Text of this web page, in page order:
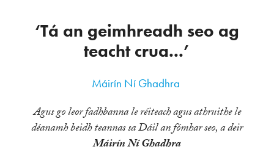
‘Tá an geimhreadh seo ag
teacht crua...’
Máirín Ní Ghadhra
Agus go leor fadhbanna le réiteach agus athruithe le
déanamh beidh teannas sa Dáil an fómhar seo, a deir
Máirín Ní Ghadhra